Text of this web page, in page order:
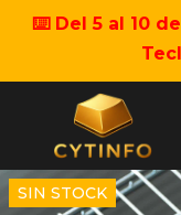
⌨️ Del 5 al 10
SIN STOCK